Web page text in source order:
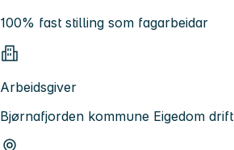
100% fast stilling som fagarbeidar
Arbeidsgiver
Bjørnafjorden kommune Eigedom drift